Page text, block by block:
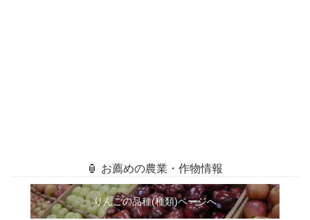
🏮 お薦めの農業・作物情報
りんごの品種(種類)ページへ